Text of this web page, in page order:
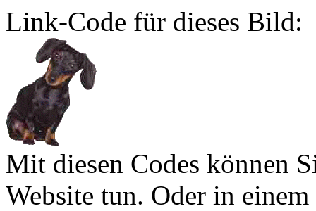
Link-Code für dieses Bild:
Mit diesen Codes können
Website tun. Oder in